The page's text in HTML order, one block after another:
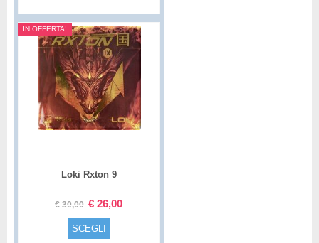
IN OFFERTA!
Loki Rxton 9
€30,00 € 26,00
SCEGLI